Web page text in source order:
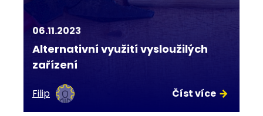
06.11.2023
Alternativní využití vysloužilých
zařízení
Filip Číst více